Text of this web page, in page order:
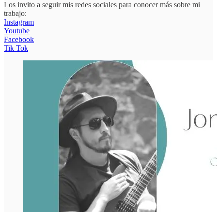
Los invito a seguir mis redes sociales para conocer más sobre mi
trabajo:
Instagram
Youtube
Facebook
Tik Tok